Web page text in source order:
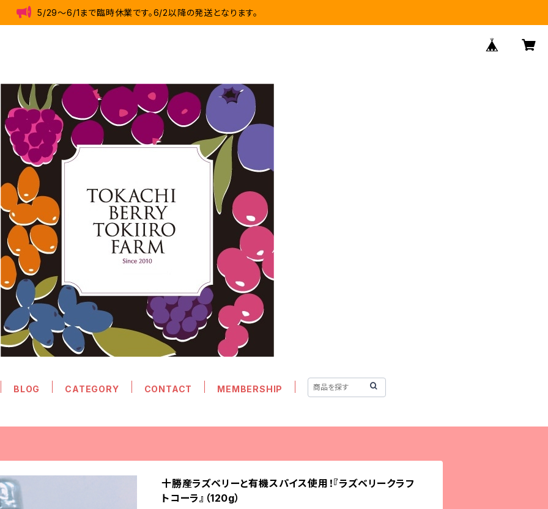
5/29～6/1まで臨時休業です。6/2以降の発送となります。
BLOG CATEGORY CONTACT MEMBERSHIP
十勝産ラズベリーと有機スパイス使用！『ラズベリークラフ
トコーラ』（120g）